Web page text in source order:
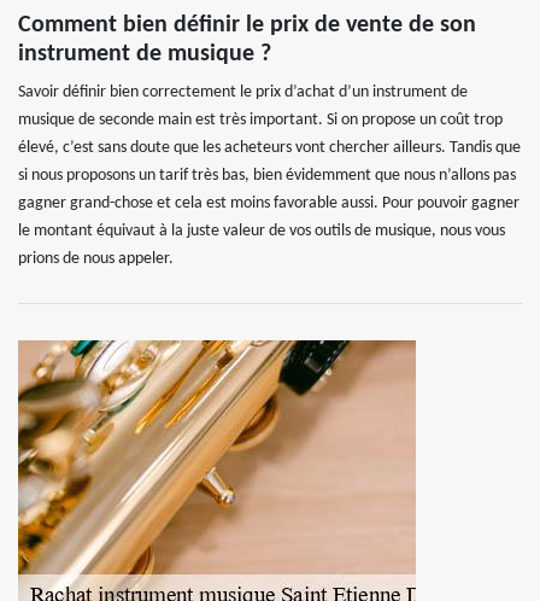
Comment bien définir le prix de vente de son
instrument de musique ?
Savoir définir bien correctement le prix d’achat d’un instrument de
musique de seconde main est très important. Si on propose un coût trop
élevé, c’est sans doute que les acheteurs vont chercher ailleurs. Tandis que
si nous proposons un tarif très bas, bien évidemment que nous n’allons pas
gagner grand-chose et cela est moins favorable aussi. Pour pouvoir gagner
le montant équivaut à la juste valeur de vos outils de musique, nous vous
prions de nous appeler.